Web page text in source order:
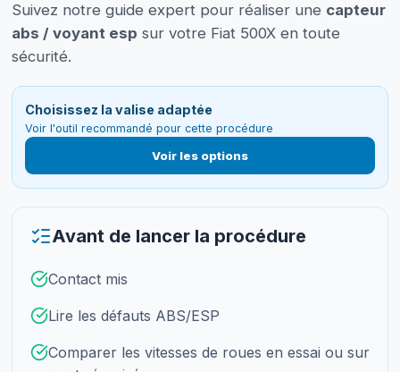
Suivez notre guide expert pour réaliser une capteur
abs / voyant esp sur votre Fiat 500X en toute
sécurité.
Choisissez la valise adaptée
Voir l'outil recommandé pour cette procédure
Voir les options
Avant de lancer la procédure
Contact mis
Lire les défauts ABS/ESP
Comparer les vitesses de roues en essai ou sur